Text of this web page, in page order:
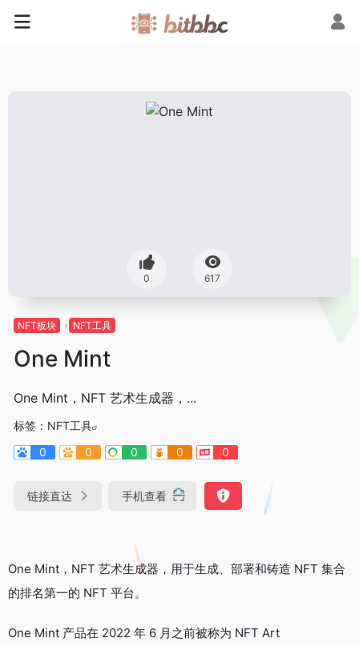
0 617
NFT板块 NFT工具
One Mint
One Mint，NFT 艺术生成器，...
标签： NFT工具
0
0 0 0 0
链接直达 手机查看
One Mint，NFT 艺术生成器，用于生成、部署和铸造 NFT 集合
的排名第一的 NFT 平台。
One Mint 产品在 2022 年 6 月之前被称为 NFT Art